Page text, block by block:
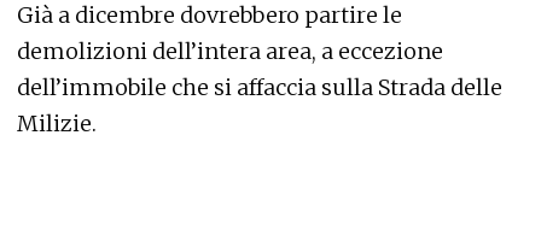
Già a dicembre dovrebbero partire le
demolizioni dell’intera area, a eccezione
dell’immobile che si affaccia sulla Strada delle
Milizie.